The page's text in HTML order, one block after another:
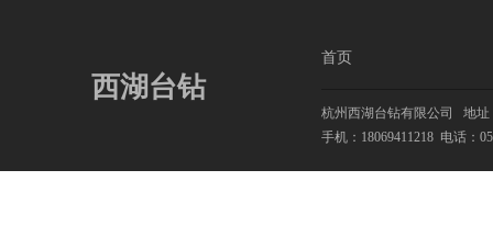
西湖台钻
首页
杭州西湖台钻有限公司
地址
手机：18069411218 电话：